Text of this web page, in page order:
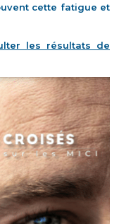
cette fatigue et
les résultats de